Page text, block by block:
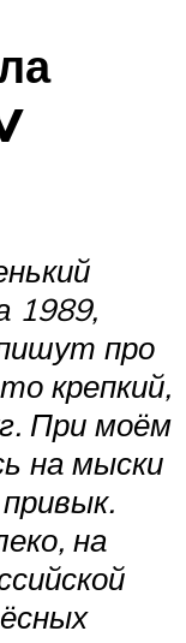
1989,
про
крепкий,
При моём
на мыски
на